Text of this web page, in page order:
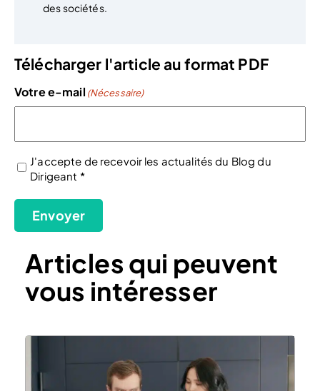
des sociétés.
Télécharger l'article au format PDF
Votre e-mail (Nécessaire)
(Nécessaire)
J'accepte de recevoir les actualités du Blog du
Dirigeant *
Envoyer
Articles qui peuvent
vous intéresser